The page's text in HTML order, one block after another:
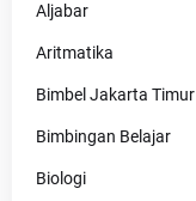
Aljabar
Aritmatika
Bimbel Jakarta Timur
Bimbingan Belajar
Biologi